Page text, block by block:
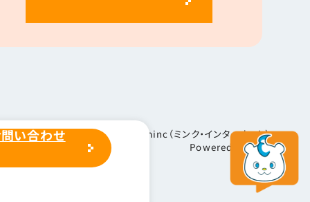
い合わせ
Copyright ©1996-2026
minc（ミンク・インターネット）
Powered byMIC